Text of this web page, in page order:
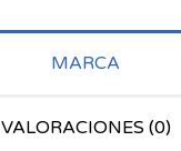
MARCA
VALORACIONES (0)